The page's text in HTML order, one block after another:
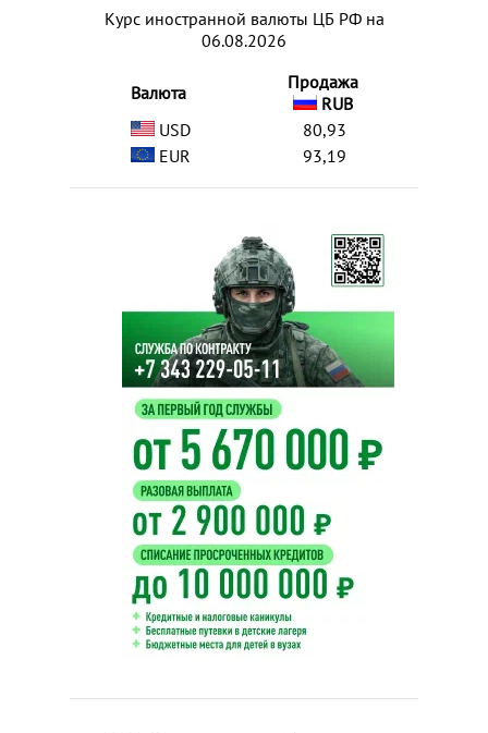
Курс иностранной валюты ЦБ РФ на
06.08.2026
Валюта
Продажа
RUB
USD
80,93
EUR
93,19